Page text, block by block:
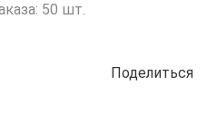
50 шт.
Поделиться